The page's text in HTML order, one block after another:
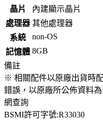
晶片
內建顯示晶片
處理器 其他處理器
系統
non-OS
記憶體 8GB
備註
※ 相關配件以原廠出貨時
錯誤，以原廠所公佈資料
網查詢
BSMI許可字號:R33030